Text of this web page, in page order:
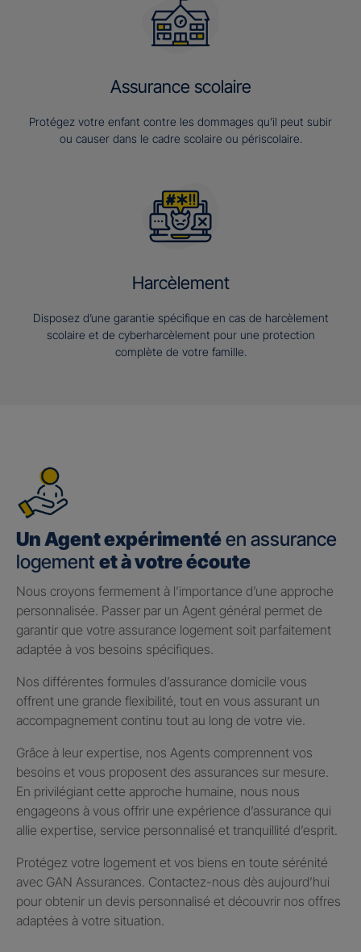
Assurance scolaire
Protégez votre enfant contre les dommages qu’il peut subir
ou causer dans le cadre scolaire ou périscolaire.
Harcèlement
Disposez d’une garantie spécifique en cas de harcèlement
scolaire et de cyberharcèlement pour une protection
complète de votre famille.
Un Agent expérimentéen assurance
logement et à votre écoute
Nous croyons fermement à l’importance d’une approche
personnalisée. Passer par un Agent général permet de
garantir que votre assurance logement soit parfaitement
adaptée à vos besoins spécifiques.
Nos différentes formules d’assurance domicile vous
offrent une grande flexibilité, tout en vous assurant un
accompagnement continu tout au long de votre vie.
Grâce à leur expertise, nos Agents comprennent vos
besoins et vous proposent des assurances sur mesure.
En privilégiant cette approche humaine, nous nous
engageons à vous offrir une expérience d’assurance qui
allie expertise, service personnalisé et tranquillité d’esprit.
Protégez votre logement et vos biens en toute sérénité
avec GAN Assurances. Contactez-nous dès aujourd’hui
pour obtenir un devis personnalisé et découvrir nos offres
adaptées à votre situation.